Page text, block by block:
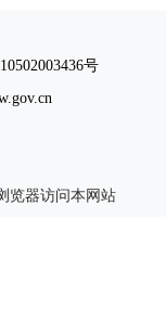
号
览器访问本网站